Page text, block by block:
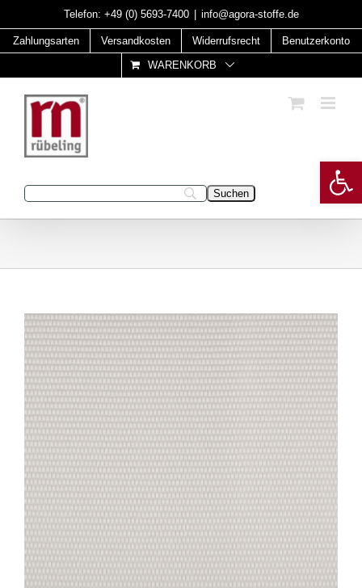
to
content
Telefon: +49 (0) 5693-7400 info@agora-stoffe.de
Zahlungsarten Versandkosten Widerrufsrecht
Benutzerkonto
WARENKORB